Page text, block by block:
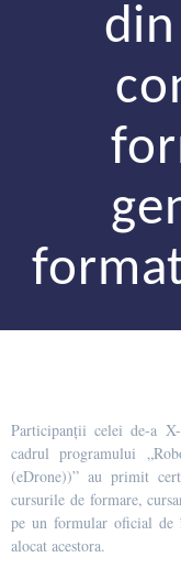
Participanții celei de-a
cadrul programului
(eDrone))” au primit
cursurile de formare,
pe un formular oficial de
alocat acestora.